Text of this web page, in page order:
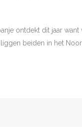
ontdekt dit jaar
beiden in het